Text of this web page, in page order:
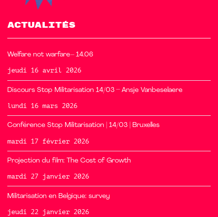
ACTUALITÉS
Welfare not warfare– 14.06
jeudi 16 avril 2026
Discours Stop Militarisation 14/03 – Ansje Vanbeselaere
lundi 16 mars 2026
Conférence Stop Militarisation | 14/03 | Bruxelles
mardi 17 février 2026
Projection du film: The Cost of Growth
mardi 27 janvier 2026
Militarisation en Belgique: survey
jeudi 22 janvier 2026